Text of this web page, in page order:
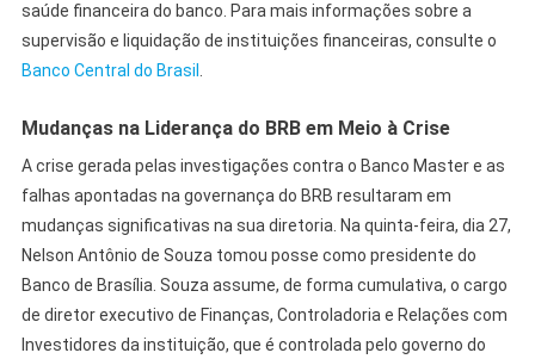
saúde financeira do banco. Para mais informações sobre a
supervisão e liquidação de instituições financeiras, consulte o
Banco Central do Brasil
Mudanças na Liderança do BRB em Meio à Crise
A crise gerada pelas investigações contra o Banco Master e as
falhas apontadas na governança do BRB resultaram em
mudanças significativas na sua diretoria. Na quinta-feira, dia 27,
Nelson Antônio de Souza tomou posse como presidente do
Banco de Brasília. Souza assume, de forma cumulativa, o cargo
de diretor executivo de Finanças, Controladoria e Relações com
Investidores da instituição, que é controlada pelo governo do